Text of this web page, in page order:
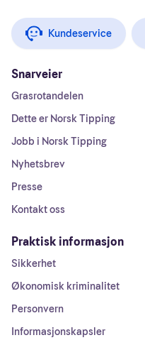
Kundeservice
Snarveier
Grasrotandelen
Dette er Norsk Tipping
Jobb i Norsk Tipping
Nyhetsbrev
Presse
Kontakt oss
Praktisk informasjon
Sikkerhet
Økonomisk kriminalitet
Personvern
Informasjonskapsler